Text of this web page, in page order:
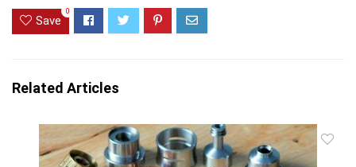
Save
0
Related Articles